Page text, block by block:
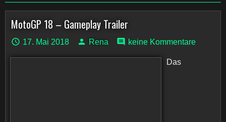
MotoGP 18 – Gameplay Trailer
17. Mai 2018 Rena keine Kommentare
Das